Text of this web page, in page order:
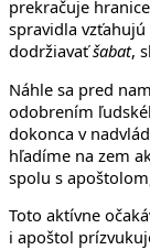
prekračuje
spravidla vzťahujú
dodržiavaťšabat,
Náhle sa pred
odobrením
dokonca v
hľadíme na zem
spolu s
Toto aktívne
i apoštol